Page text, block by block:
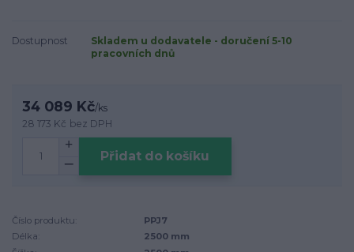
Dostupnost
Skladem u dodavatele - doručení 5-10
pracovních dnů
34 089 Kč/ks
28 173 Kč bez DPH
Přidat do košíku
Číslo produktu:
PPJ7
Délka:
2500 mm